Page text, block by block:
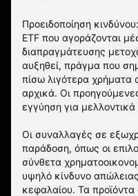
Προειδοποίηση
ETF που αγοράζονται
διαπραγμάτευσης
αυξηθεί, πράγμα που
πίσω λιγότερα
αρχικά. Οι
εγγύηση για
Οι συναλλαγές σε
παράδοση, όπως οι
σύνθετα
υψηλό κίνδυνο
κεφαλαίου. Τα προϊόντα